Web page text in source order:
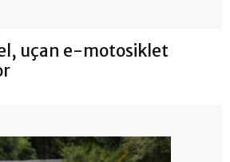
uçan e-motosiklet